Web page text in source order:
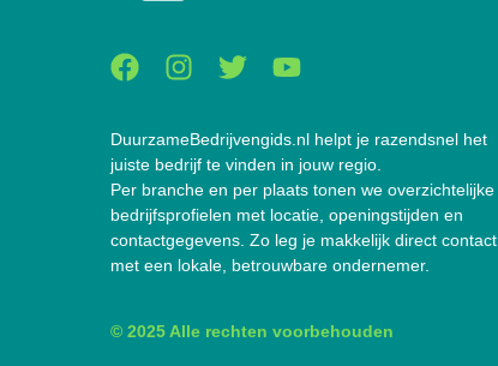
DuurzameBedrijvengids.nl helpt je razendsnel het
juiste bedrijf te vinden in jouw regio.
Per branche en per plaats tonen we overzichtelijke
bedrijfsprofielen met locatie, openingstijden en
contactgegevens. Zo leg je makkelijk direct contact
met een lokale, betrouwbare ondernemer.
© 2025 Alle rechten voorbehouden